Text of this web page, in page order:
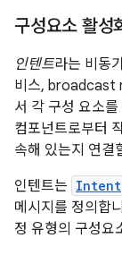
구성요소 활성
인텐트라는 비동
비스, broadcast
서 각 구성 요소
컴포넌트로부터
속해 있는지 연결
인텐트는 Intent
메시지를 정의합
정 유형의 구성요